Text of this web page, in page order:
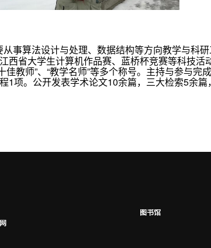
事算法设计与处理、数据结构等方向教学与科
省大学生计算机作品赛、蓝桥杯竞赛等科技活
教师”、“教学名师”等多个称号。主持与参与完
1项。公开发表学术论文10余篇，三大检索5余篇
图书馆